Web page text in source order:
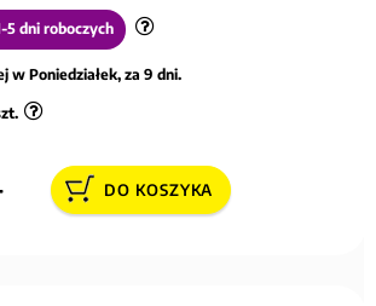
5 dni roboczych
w Poniedziałek, za 9 dni.
DO KOSZYKA